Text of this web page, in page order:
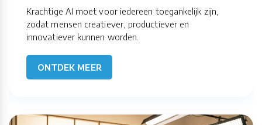
Krachtige AI moet voor iedereen toegankelijk zijn,
zodat mensen creatiever, productiever en
innovatiever kunnen worden.
ONTDEK MEER